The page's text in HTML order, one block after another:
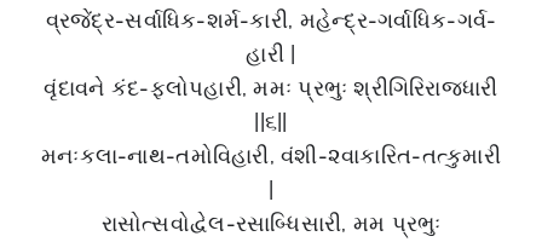
વ્રજેંદ્ર-સર્વાધિક-શર્મ-કારી, મહેન્દ્ર-ગર્વાધિક-ગર્વ-
હારી |
વૃંદાવને કંદ-ફલોપહારી, મમઃ પ્રભુઃ શ્રીગિરિરાજધારી
||૬||
મનઃકલા-નાથ-તમોવિહારી, વંશી-૨વાકારિત-તત્કુમારી
રાસોત્સવોદ્વેલ-રસાબ્ધિસારી, મમ પ્રભુઃ